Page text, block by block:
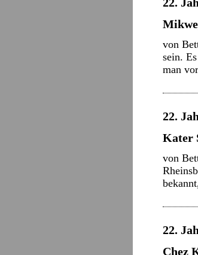
von
sein.
man
22.
Kater
von
22.
Chez